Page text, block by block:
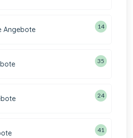
Angebote 14
35
24
41